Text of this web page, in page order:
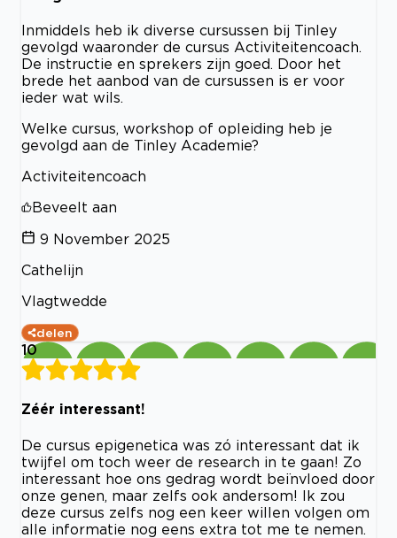
Inmiddels heb ik diverse cursussen bij Tinley
gevolgd waaronder de cursus Activiteitencoach.
De instructie en sprekers zijn goed. Door het
brede het aanbod van de cursussen is er voor
ieder wat wils.
Welke cursus, workshop of opleiding heb je
gevolgd aan de Tinley Academie?
Activiteitencoach
Beveelt aan
9 November 2025
Cathelijn
Vlagtwedde
delen
10
Zéér interessant!
De cursus epigenetica was zó interessant dat ik
twijfel om toch weer de research in te gaan! Zo
interessant hoe ons gedrag wordt beïnvloed door
onze genen, maar zelfs ook andersom! Ik zou
deze cursus zelfs nog een keer willen volgen om
alle informatie nog eens extra tot me te nemen.